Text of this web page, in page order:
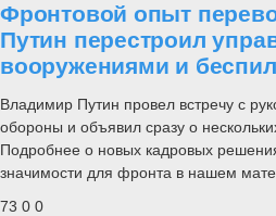
Фронтовой опыт
Путин перестроил
вооружениями и
Владимир Путин провел встречу с
обороны и объявил сразу о
Подробнее о новых кадровых
значимости для фронта в нашем
73 0 0